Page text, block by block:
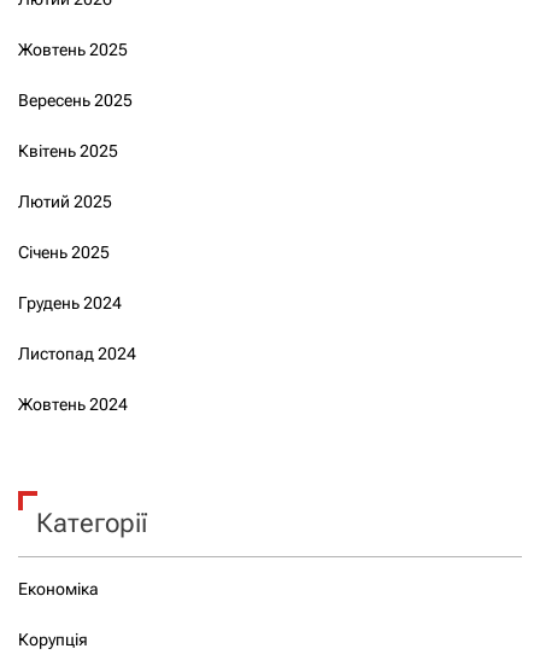
Жовтень 2025
Вересень 2025
Квітень 2025
Лютий 2025
Січень 2025
Грудень 2024
Листопад 2024
Жовтень 2024
Категорії
Економіка
Корупція